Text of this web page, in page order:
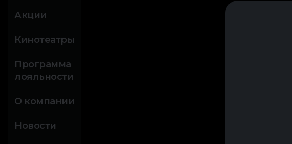
Акции
Кинотеатры
Программа
лояльности
О компании
Новости